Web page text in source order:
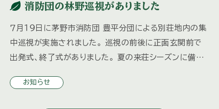
消防団の林野巡視がありました
７月１９日に茅野市消防団 豊平分団による別荘地内の集
中巡視が実施されました。 巡視の前後に正面玄関前で
出発式、終了式がありました。 夏の来荘シーズンに備え、
の巡回、ホー […]
お知らせ